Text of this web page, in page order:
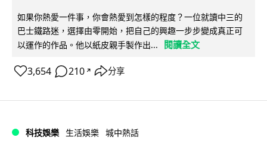
如果你熱愛一件事，你會熱愛到怎樣的程度？一位就讀中三的
巴士鐵路迷，選擇由零開始，把自己的興趣一步步變成真正可
以運作的作品。他以紙皮親手製作出...
閱讀全文
3,654 210 ↗ 分享
科技娛樂 生活娛樂 城中熱話